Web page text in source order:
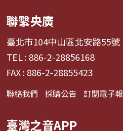
聯繫央廣
臺北市104中山區北安路55號
TEL : 886-2-28856168
FAX : 886-2-28855423
聯絡我們 採購公告 訂閱電子報
臺灣之音APP